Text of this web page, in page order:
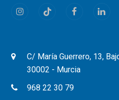
InstagramTiktok Facebook
C/ María Guerrero, 13,
30002 - Murcia
968 22 30 79